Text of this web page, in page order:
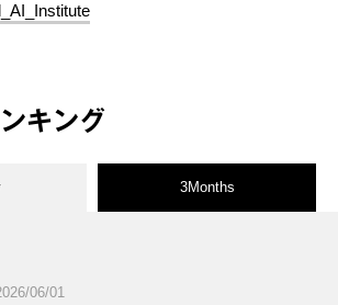
キング
3Months
06/01